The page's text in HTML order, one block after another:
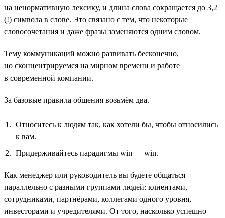
на ненормативную лексику, и длина слова сокращается до 3,2
(!) символа в слове. Это связано с тем, что некоторые
словосочетания и даже фразы заменяются одним словом.
Тему коммуникаций можно развивать бесконечно,
но сконцентрируемся на мирном времени и работе
в современной компании.
За базовые правила общения возьмём два.
Относитесь к людям так, как хотели бы, чтобы относились
к вам.
Придерживайтесь парадигмы win — win.
Как менеджер или руководитель вы будете общаться
параллельно с разными группами людей: клиентами,
сотрудниками, партнёрами, коллегами одного уровня,
инвесторами и учредителями. От того, насколько успешно